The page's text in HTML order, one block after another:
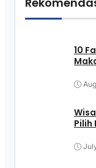
10
Pilih